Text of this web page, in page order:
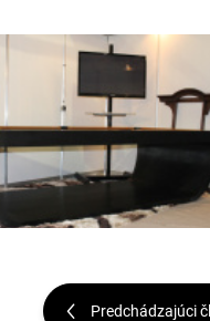
Predchádzajúci